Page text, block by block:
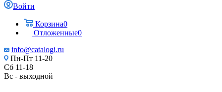
Войти
Корзина0
Отложенные0
info@catalogi.ru
Пн-Пт 11-20
Сб 11-18
Вс - выходной